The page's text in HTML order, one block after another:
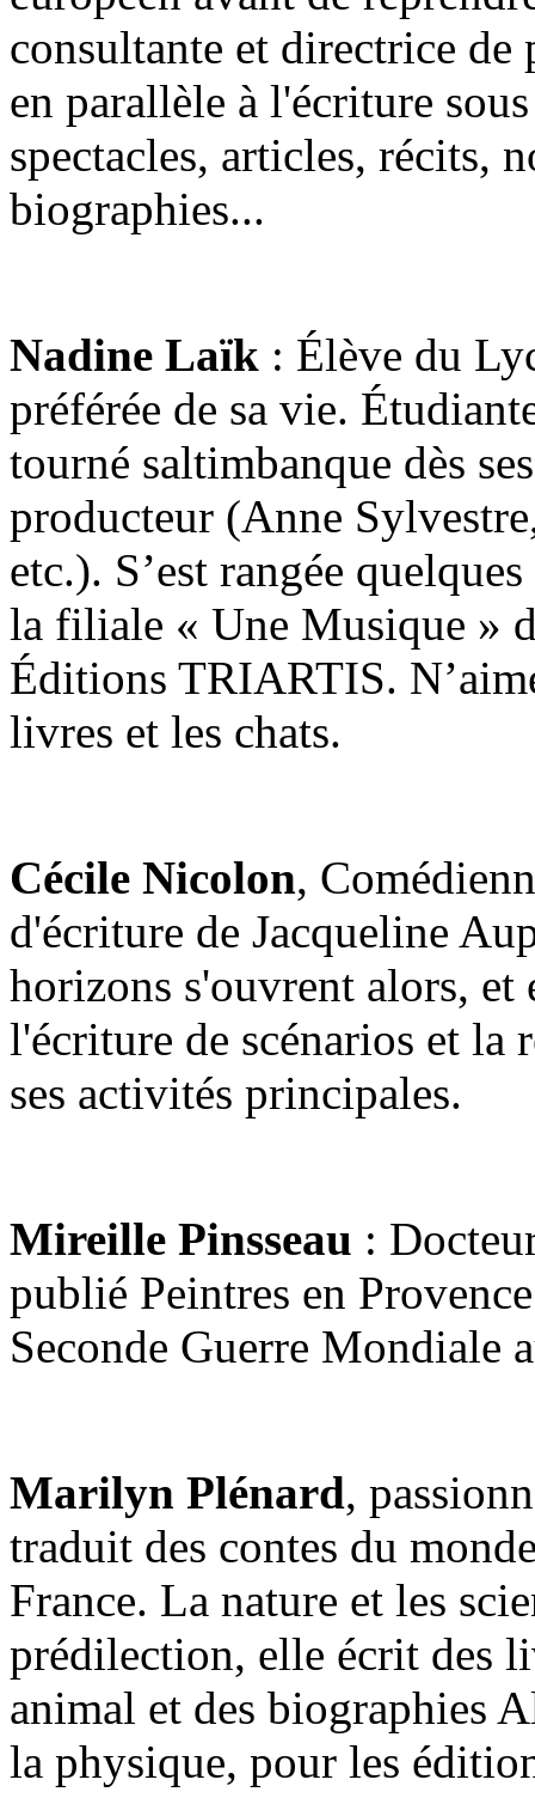
consultante et directrice de
en parallèle à l'écriture
spectacles, articles, récits,
biographies...
Nadine Laïk : Élève du
préférée de sa vie.
tourné saltimbanque dès
producteur (Anne
etc.). S’est rangée
la filiale « Une Musique »
Éditions TRIARTIS.
livres et les chats.
Cécile Nicolon,
d'écriture de Jacqueline
horizons s'ouvrent alors,
l'écriture de scénarios et
ses activités principales.
Mireille Pinsseau :
publié Peintres en
Seconde Guerre Mondiale
Marilyn Plénard,
traduit des contes du
France. La nature et les
prédilection, elle écrit des
animal et des biographies
la physique, pour les